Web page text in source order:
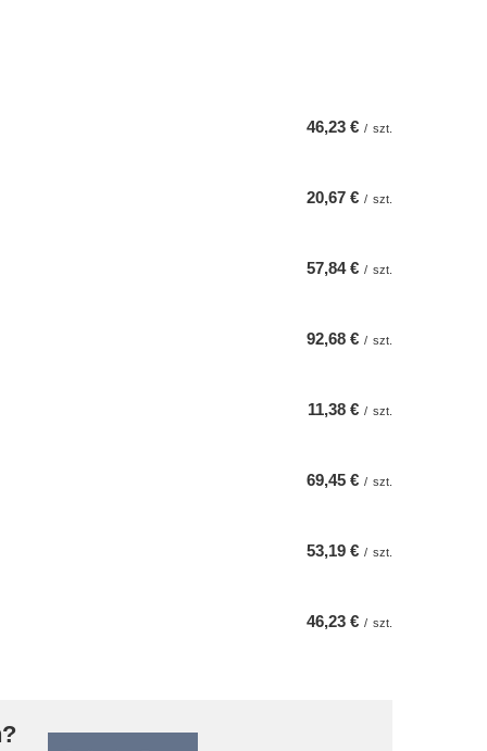
46,23 € / szt.
20,67 € / szt.
57,84 € / szt.
92,68 € / szt.
11,38 € / szt.
69,45 € / szt.
53,19 € / szt.
46,23 € / szt.